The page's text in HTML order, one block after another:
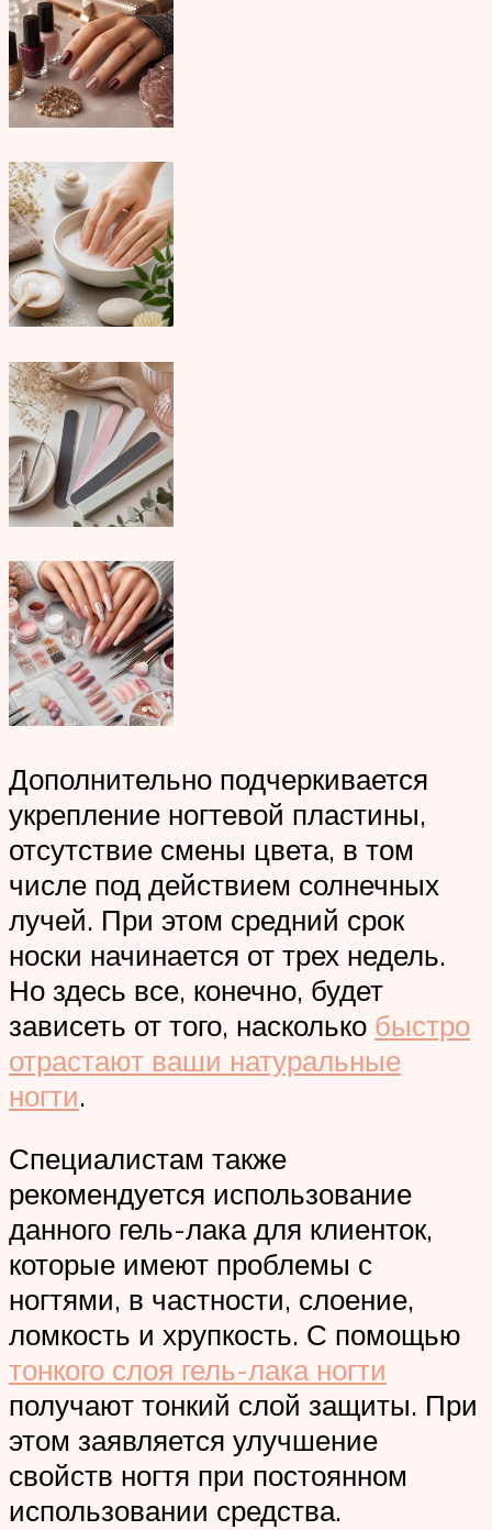
Дополнительно подчеркивается
укрепление ногтевой пластины,
отсутствие смены цвета, в том
числе под действием солнечных
лучей. При этом средний срок
носки начинается от трех недель.
Но здесь все, конечно, будет
зависеть от того, насколько быстро
отрастают ваши натуральные
ногти.
Специалистам также
рекомендуется использование
данного гель-лака для клиенток,
которые имеют проблемы с
ногтями, в частности, слоение,
ломкость и хрупкость. С помощью
тонкого слоя гель-лака ногти
получают тонкий слой защиты. При
этом заявляется улучшение
свойств ногтя при постоянном
использовании средства.